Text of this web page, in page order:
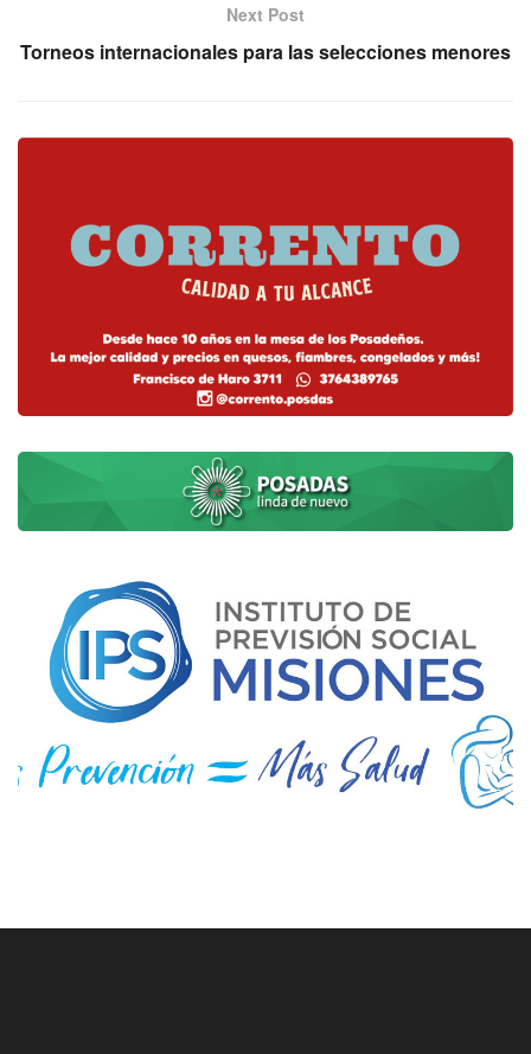
Next Post
Torneos internacionales para las selecciones menores